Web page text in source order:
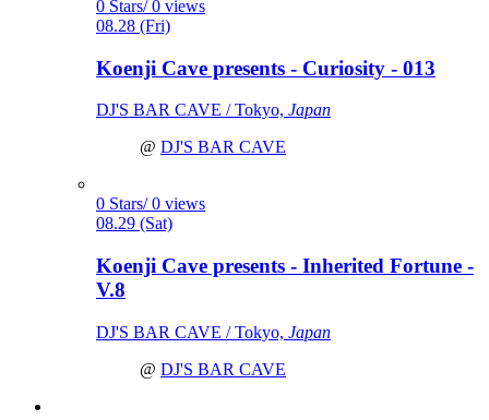
0 Stars/ 0 views
08.28 (Fri)
Koenji Cave presents - Curiosity - 013
DJ'S BAR CAVE / Tokyo, Japan
@ DJ'S BAR CAVE
0 Stars/ 0 views
08.29 (Sat)
Koenji Cave presents - Inherited Fortune -
V.8
DJ'S BAR CAVE / Tokyo, Japan
@ DJ'S BAR CAVE